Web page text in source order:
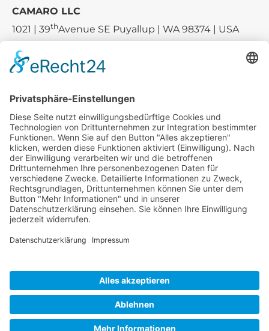
CAMARO LLC
1021 | 39thAvenue SE Puyallup | WA 98374 | USA
Tel.:+1 253-867-57 35
Unternehmen
Service
Media
© 2026 - Camaro Erich Roiser GmbH
AGB Impressum